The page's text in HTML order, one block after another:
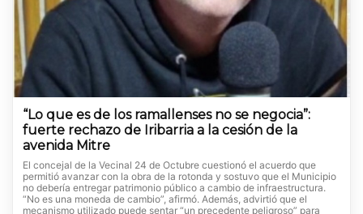
“Lo que es de los ramallenses no se negocia”:
fuerte rechazo de Iribarria a la cesión de la
avenida Mitre
El concejal de la Vecinal 24 de Octubre cuestionó el acuerdo que
permitió avanzar con la obra de la rotonda y sostuvo que el Municipio
no debería entregar patrimonio público a cambio de infraestructura.
“No es una moneda de cambio”, afirmó. Además, advirtió que el
mecanismo utilizado puede sentar “un precedente peligroso” para